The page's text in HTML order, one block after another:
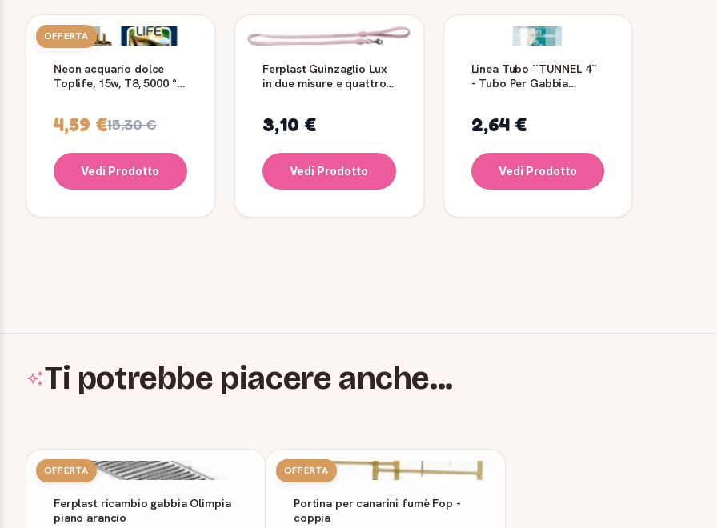
OFFERTA
Neon acquario dolce
Toplife, 15w, T8, 5000 °
4,59 €15,30 €
Vedi Prodotto
Ferplast Guinzaglio Lux
in due misure e quattro
3,10 €
Vedi Prodotto
Linea Tubo ``TUNNEL 4``
- Tubo Per Gabbia
2,64 €
Vedi Prodotto
Ti potrebbe piacere anche...
OFFERTA
Ferplast ricambio gabbia Olimpia
piano arancio
OFFERTA
Portina per canarini fumè Fop -
coppia